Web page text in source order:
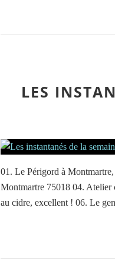
LES
01. Le Périgord à
Montmartre 75018 04. Atelier
au cidre, excellent ! 06. Le